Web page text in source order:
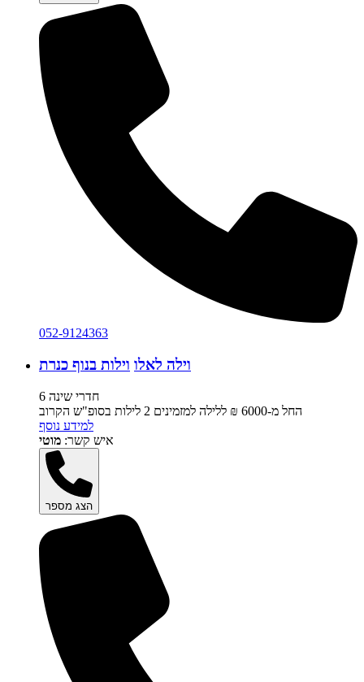
052-9124363
וילה לאלו וילות בנוף כנרת
6 חדרי שינה
החל מ-‏6000 ₪ ללילה למזמינים 2 לילות בסופ"ש הקרוב
למידע נוסף
איש קשר: מוטי
הצג מספר